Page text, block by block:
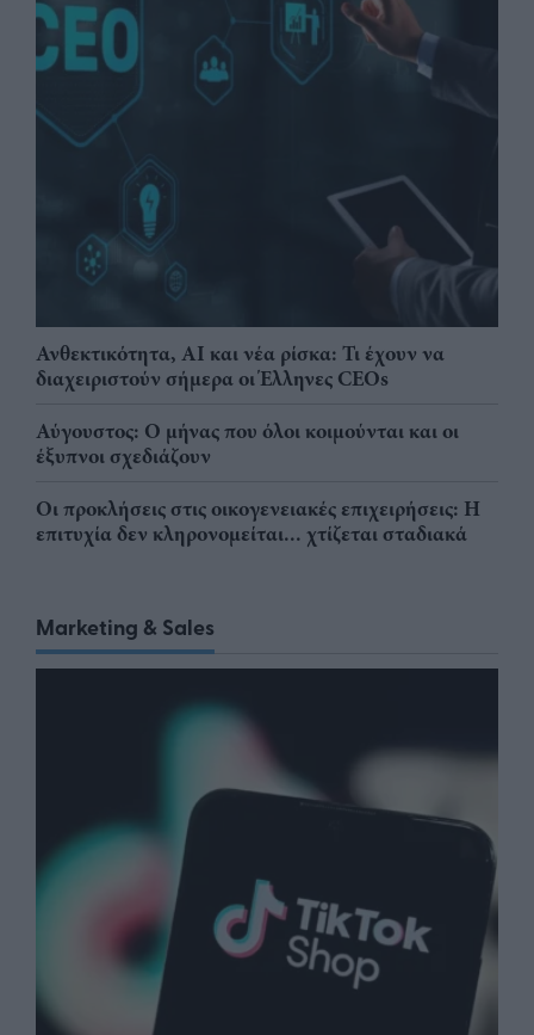
Ανθεκτικότητα, AI και νέα ρίσκα: Τι έχουν να
διαχειριστούν σήμερα οι Έλληνες CEOs
Αύγουστος: Ο μήνας που όλοι κοιμούνται και οι
έξυπνοι σχεδιάζουν
Οι προκλήσεις στις οικογενειακές επιχειρήσεις: Η
επιτυχία δεν κληρονομείται... χτίζεται σταδιακά
Marketing & Sales